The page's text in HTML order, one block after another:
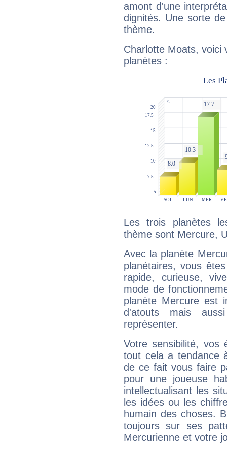
amont d'une
dignités. Une sorte
thème.
Charlotte Moats, voici
planètes :
Les trois planètes
thème sont Mercure,
Avec la planète
planétaires, vous
rapide, curieuse,
mode de
planète Mercure est
d'atouts mais
représenter.
Votre sensibilité,
tout cela a tendance
de ce fait vous faire
pour une joueuse
intellectualisant les
les idées ou les
humain des choses.
toujours sur ses
Mercurienne et votre